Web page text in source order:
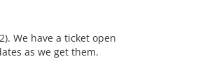
We have a ticket open
as we get them.